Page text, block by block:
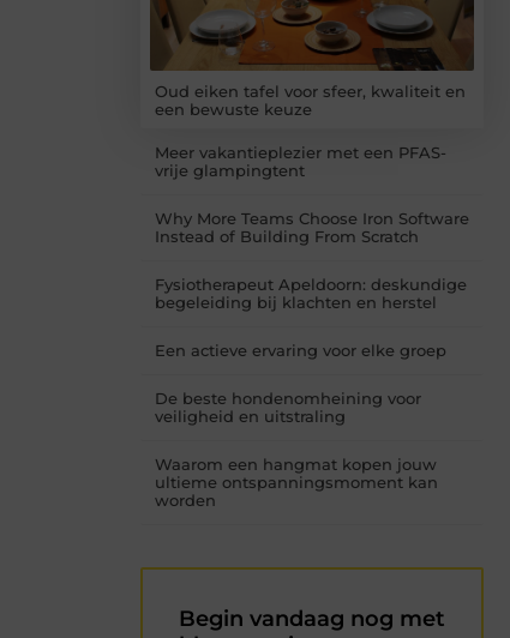
Oud eiken tafel voor sfeer, kwaliteit en
een bewuste keuze
Meer vakantieplezier met een PFAS-
vrije glampingtent
Why More Teams Choose Iron Software
Instead of Building From Scratch
Fysiotherapeut Apeldoorn: deskundige
begeleiding bij klachten en herstel
Een actieve ervaring voor elke groep
De beste hondenomheining voor
veiligheid en uitstraling
Waarom een hangmat kopen jouw
ultieme ontspanningsmoment kan
worden
Begin vandaag nog met